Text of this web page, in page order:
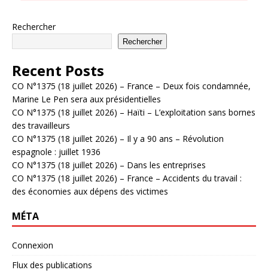
Rechercher
Rechercher
Recent Posts
CO N°1375 (18 juillet 2026) – France – Deux fois condamnée,
Marine Le Pen sera aux présidentielles
CO N°1375 (18 juillet 2026) – Haïti – L’exploitation sans bornes
des travailleurs
CO N°1375 (18 juillet 2026) – Il y a 90 ans – Révolution
espagnole : juillet 1936
CO N°1375 (18 juillet 2026) – Dans les entreprises
CO N°1375 (18 juillet 2026) – France – Accidents du travail :
des économies aux dépens des victimes
MÉTA
Connexion
Flux des publications